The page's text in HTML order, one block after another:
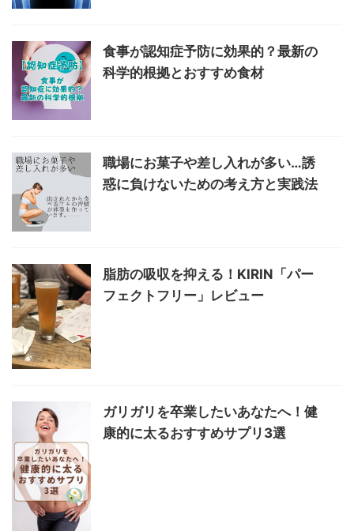
食事が認知症予防に効果的？最新の
科学的根拠とおすすめ食材
職場にお菓子や差し入れが多い…誘
惑に負けないための考え方と実践法
脂肪の吸収を抑える！KIRIN「パー
フェクトフリー」レビュー
ガリガリを卒業したいあなたへ！健
康的に太るおすすめサプリ3選